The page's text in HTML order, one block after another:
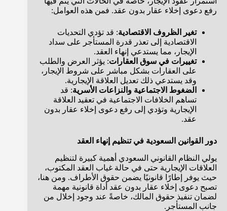
رفع دعوى إخلاء عقار بدون عقد. فمن هذه العوامل:
تغير الظروف الاقتصادية: قد تؤدي التحديات
الاقتصادية إلى تعذر قدرة المستأجر على سداد
الإيجار، مما يستدعي إنهاء العقد.
تغييرات في سوق العقارات: يؤثر العرض والطلب
على العقارات بشكل مباشر على شروط الإيجار،
وقد يستدعي ذلك تعديل العلاقة الإيجارية.
الضغوط الاجتماعية والنزاعات الأسرية: قد
تساهم الخلافات الاجتماعية في تعقيد العلاقة
الإيجارية وتؤدي إلى رفع دعوى إخلاء عقار بدون
عقد.
دور القوانين السعودية في تنظيم إنهاء العقد
يولي النظام القانوني السعودي أهمية كبيرة لتنظيم
العلاقات الإيجارية حتى في حالة غياب العقد المكتوب،
حيث يوفر إطارًا قانونيًا يضمن حقوق الأطراف. ومن هنا،
تصبح دعوى إخلاء عقار بدون عقد أداة قانونية مهمة
لضمان تنفيذ حقوق المالك، خاصةً عند وجود إخلال من
جانب المستأجر.